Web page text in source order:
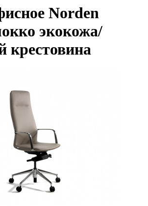
Norden
экокожа/
крестовина